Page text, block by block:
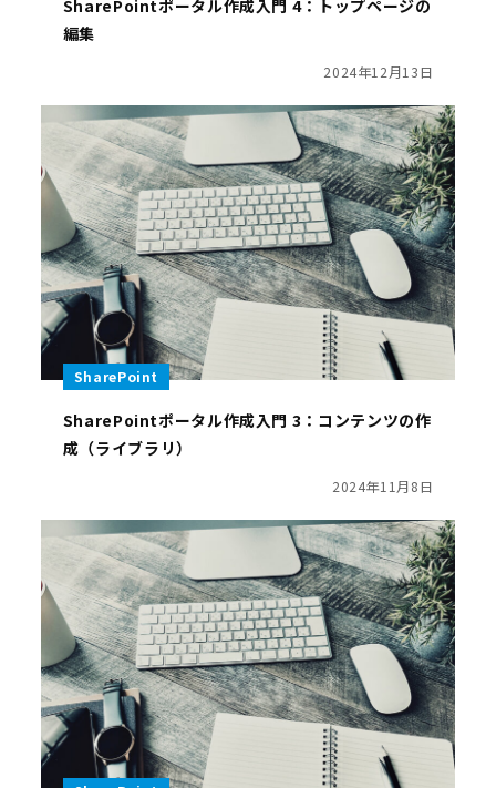
SharePointポータル作成入門 4：トップページの
編集
2024年12月13日
SharePoint
SharePointポータル作成入門 3：コンテンツの作
成（ライブラリ）
2024年11月8日